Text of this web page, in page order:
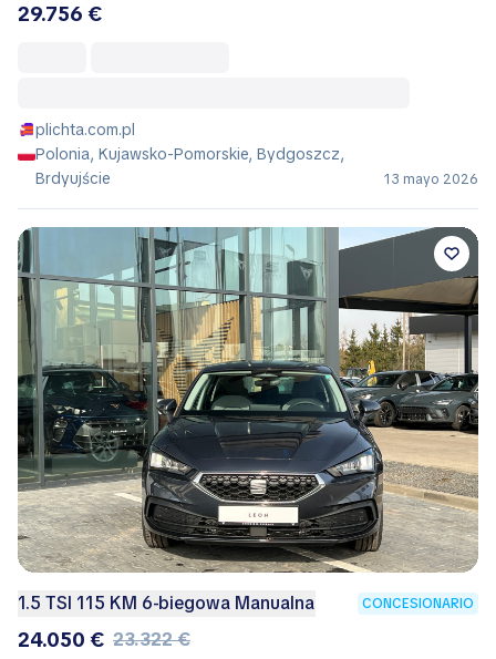
29.756 €
plichta.com.pl
Polonia, Kujawsko-Pomorskie, Bydgoszcz,
Brdyujście
13 mayo 2026
1.5 TSI 115 KM 6-biegowa Manualna CONCESIONARIO
24.050 € 23.322 €